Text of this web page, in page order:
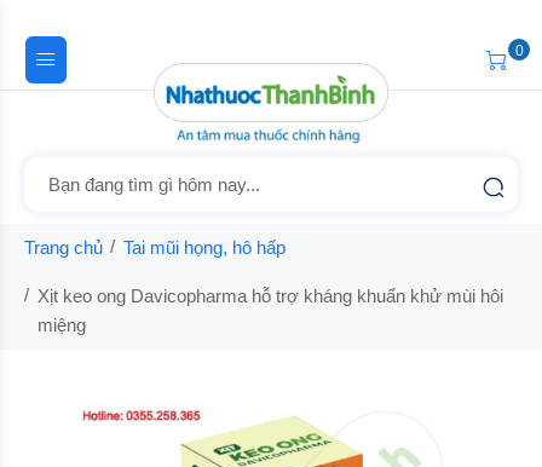
0
Trang chủ Tai mũi họng, hô hấp
Xịt keo ong Davicopharma hỗ trợ kháng khuẩn khử mùi hôi
miệng